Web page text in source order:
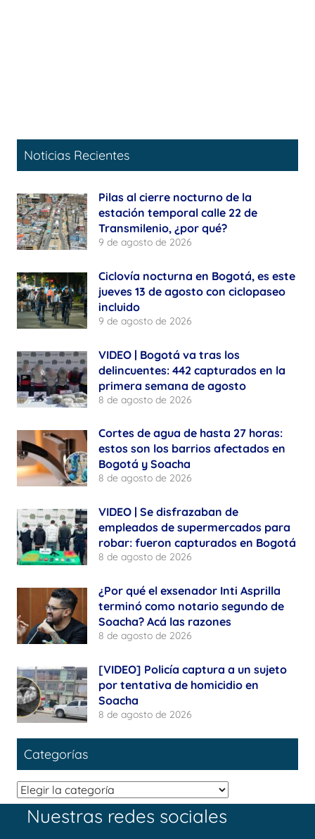
Noticias Recientes
Pilas al cierre nocturno de la
estación temporal calle 22 de
Transmilenio, ¿por qué?
9 de agosto de 2026
Ciclovía nocturna en Bogotá, es este
jueves 13 de agosto con ciclopaseo
incluido
9 de agosto de 2026
VIDEO | Bogotá va tras los
delincuentes: 442 capturados en la
primera semana de agosto
8 de agosto de 2026
Cortes de agua de hasta 27 horas:
estos son los barrios afectados en
Bogotá y Soacha
8 de agosto de 2026
VIDEO | Se disfrazaban de
empleados de supermercados para
robar: fueron capturados en Bogotá
8 de agosto de 2026
¿Por qué el exsenador Inti Asprilla
terminó como notario segundo de
Soacha? Acá las razones
8 de agosto de 2026
[VIDEO] Policía captura a un sujeto
por tentativa de homicidio en
Soacha
8 de agosto de 2026
Categorías
Categorías
Nuestras redes sociales